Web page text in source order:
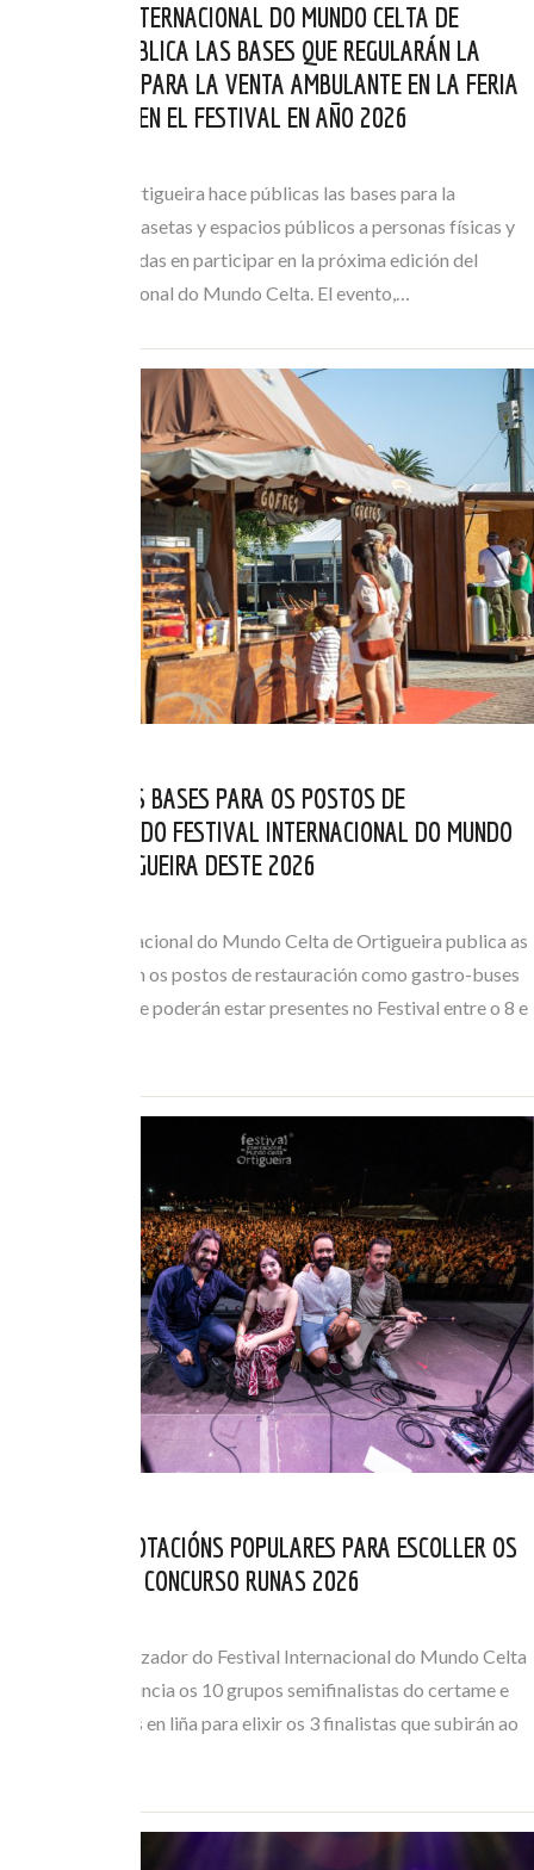
EL FESTIVAL INTERNACIONAL DO MUNDO CELTA DE
ORTIGUEIRA PUBLICA LAS BASES QUE REGULARÁN LA
AUTORIZACIÓN PARA LA VENTA AMBULANTE EN LA FERIA
DE ARTESANÍA EN EL FESTIVAL EN AÑO 2026
El Concello de Ortigueira hace públicas las bases para la
adjudicación de casetas y espacios públicos a personas físicas y
jurídicas interesadas en participar en la próxima edición del
Festival Internacional do Mundo Celta. El evento,…
PUBLICADAS AS BASES PARA OS POSTOS DE
RESTAURACIÓN DO FESTIVAL INTERNACIONAL DO MUNDO
CELTA DE ORTIGUEIRA DESTE 2026
O Festival Internacional do Mundo Celta de Ortigueira publica as
bases que regulan os postos de restauración como gastro-buses
ou foodtrucks que poderán estar presentes no Festival entre o 8 e
ABERTAS AS VOTACIÓNS POPULARES PARA ESCOLLER OS
FINALISTAS DO CONCURSO RUNAS 2026
O Comité Organizador do Festival Internacional do Mundo Celta
de Ortigueira anuncia os 10 grupos semifinalistas do certame e
abre as votacións en liña para elixir os 3 finalistas que subirán ao